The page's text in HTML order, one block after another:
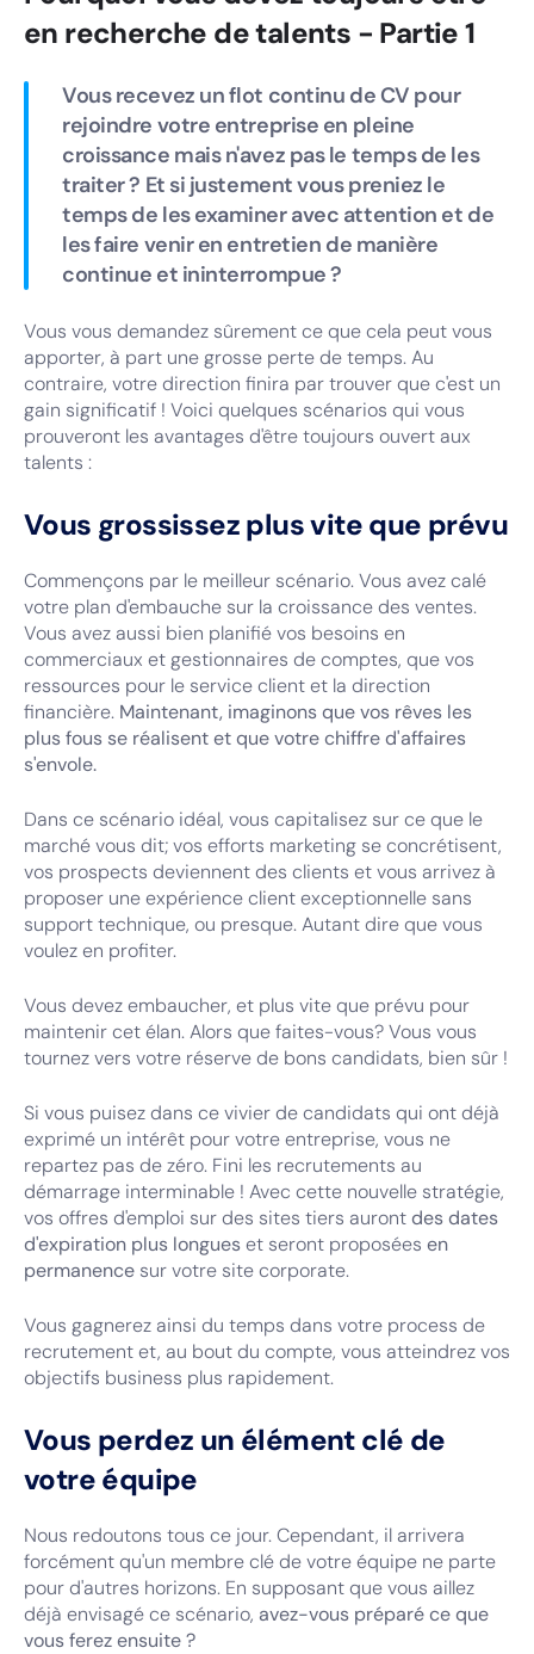
en recherche de talents - Partie 1
Vous recevez un flot continu de CV pour
rejoindre votre entreprise en pleine
croissance mais n'avez pas le temps de les
traiter ? Et si justement vous preniez le
temps de les examiner avec attention et de
les faire venir en entretien de manière
continue et ininterrompue ?
Vous vous demandez sûrement ce que cela peut vous
apporter, à part une grosse perte de temps. Au
contraire, votre direction finira par trouver que c'est un
gain significatif ! Voici quelques scénarios qui vous
prouveront les avantages d'être toujours ouvert aux
talents :
Vous grossissez plus vite que prévu
Commençons par le meilleur scénario. Vous avez calé
votre plan d'embauche sur la croissance des ventes.
Vous avez aussi bien planifié vos besoins en
commerciaux et gestionnaires de comptes, que vos
ressources pour le service client et la direction
financière. Maintenant, imaginons que vos rêves les
plus fous se réalisent et que votre chiffre d'affaires
s'envole.
Dans ce scénario idéal, vous capitalisez sur ce que le
marché vous dit; vos efforts marketing se concrétisent,
vos prospects deviennent des clients et vous arrivez à
proposer une expérience client exceptionnelle sans
support technique, ou presque. Autant dire que vous
voulez en profiter.
Vous devez embaucher, et plus vite que prévu pour
maintenir cet élan. Alors que faites-vous? Vous vous
tournez vers votre réserve de bons candidats, bien sûr !
Si vous puisez dans ce vivier de candidats qui ont déjà
exprimé un intérêt pour votre entreprise, vous ne
repartez pas de zéro. Fini les recrutements au
démarrage interminable ! Avec cette nouvelle stratégie,
vos offres d'emploi sur des sites tiers aurontdes dates
d'expiration plus longueset seront proposées en
permanence sur votre site corporate.
Vous gagnerez ainsi du temps dans votre process de
recrutement et, au bout du compte, vous atteindrez vos
objectifs business plus rapidement.
Vous perdez un élément clé de
votre équipe
Nous redoutons tous ce jour. Cependant, il arrivera
forcément qu'un membre clé de votre équipe ne parte
pour d'autres horizons. En supposant que vous aillez
déjà envisagé ce scénario, avez-vous préparé ce que
vous ferez ensuite ?